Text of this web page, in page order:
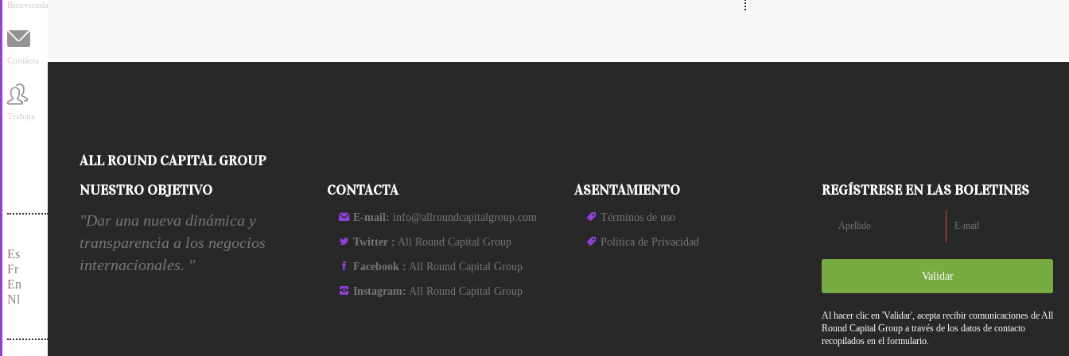
ALL ROUND CAPITAL GROUP
NUESTRO OBJETIVO
"Dar una nueva dinámica y
transparencia a los negocios
internacionales. "
CONTACTA
E-mail: info@allroundcapitalgroup.com
Twitter : All Round Capital Group
Facebook : All Round Capital Group
Instagram: All Round Capital Group
ASENTAMIENTO
Términos de uso
Política de Privacidad
REGÍSTRESE EN LAS BOLETINES
Validar
Al hacer clic en 'Validar', acepta recibir comunicaciones de All
Round Capital Group a través de los datos de contacto
recopilados en el formulario.
Bienvienda
Contácta
Trabaja
Es
Fr
En
Nl